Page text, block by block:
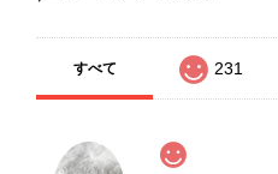
すべて 231